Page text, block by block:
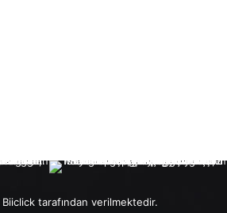
Biiclick tarafından verilmektedir.